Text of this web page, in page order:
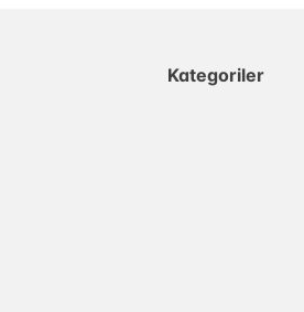
Kategoriler